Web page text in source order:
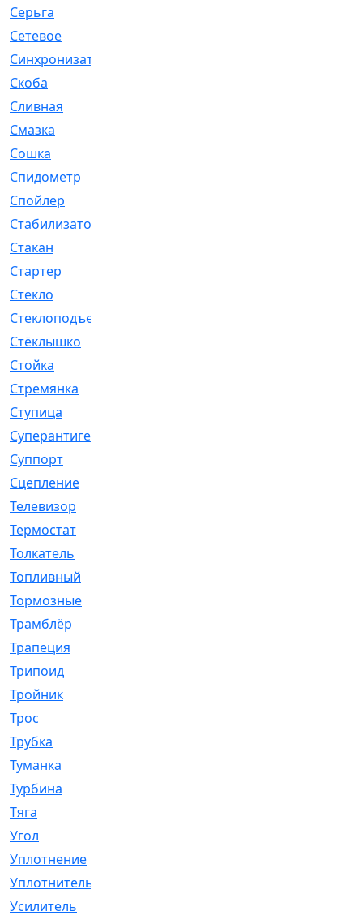
Серьга
Сетевое
Синхронизатор
Скоба
Сливная
Смазка
Сошка
Спидометр
Спойлер
Стабилизатор
Стакан
Стартер
Стекло
Стеклоподъемник
Стёклышко
Стойка
Стремянка
Ступица
Суперантигель
Суппорт
Сцепление
Телевизор
Термостат
Толкатель
Топливный
Тормозные
Трамблёр
Трапеция
Трипоид
Тройник
Трос
Трубка
Туманка
Турбина
Тяга
Угол
Уплотнение
Уплотнитель
Усилитель